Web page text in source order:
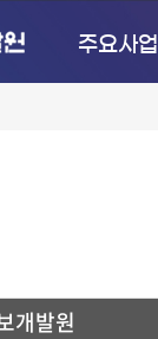
주요사업
개발원